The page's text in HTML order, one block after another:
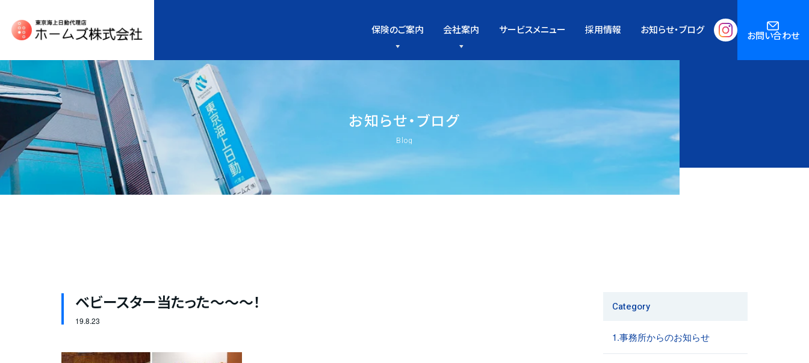
保険のご案内 会社案内 サービスメニュー 採用情報 お知らせ・ブログ お問い合わせ
お知らせ・ブログ
Blog
ベビースター当たった～～～！
19.8.23
Category
1.事務所からのお知らせ